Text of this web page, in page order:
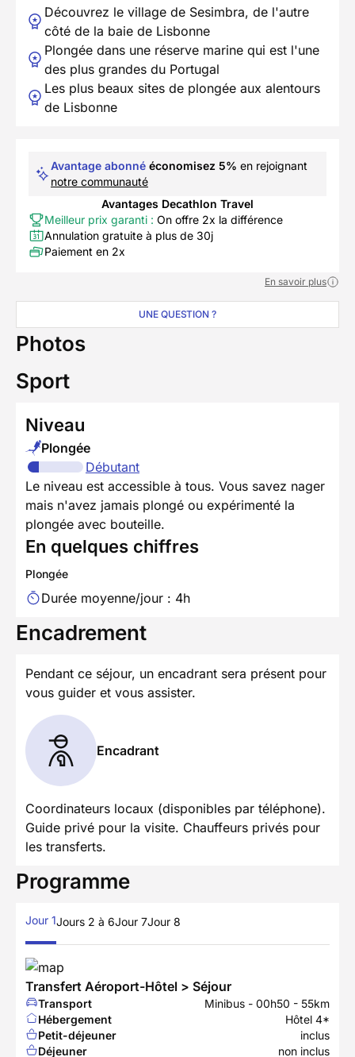
Découvrez le village de Sesimbra, de l'autre
côté de la baie de Lisbonne
Plongée dans une réserve marine qui est l'une
des plus grandes du Portugal
Les plus beaux sites de plongée aux alentours
de Lisbonne
Avantage abonné économisez 5% en rejoignant
notre communauté
Avantages Decathlon Travel
Meilleur prix garanti : On offre 2x la différence
Annulation gratuite à plus de 30j
Paiement en 2x
En savoir plus
UNE QUESTION ?
Photos
Sport
Niveau
Plongée
Débutant
Le niveau est accessible à tous. Vous savez nager
mais n'avez jamais plongé ou expérimenté la
plongée avec bouteille.
En quelques chiffres
Plongée
Durée moyenne/jour : 4h
Encadrement
Pendant ce séjour, un encadrant sera présent pour
vous guider et vous assister.
Encadrant
Coordinateurs locaux (disponibles par téléphone).
Guide privé pour la visite. Chauffeurs privés pour
les transferts.
Programme
Jour 1Jours 2 à 6Jour 7Jour 8
Transfert Aéroport-Hôtel > Séjour
Transport
Minibus - 00h50 - 55km
Hébergement
Hôtel 4*
Petit-déjeuner
inclus
Déjeuner
non inclus